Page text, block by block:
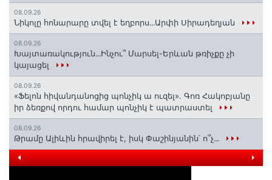
08.09.26
Նիկոլը հոնարարը տվել է եղբորս․․․Արփի Սիրադեղյան
08.09.26
Խայտառակություն․․․Ինչու՞ Մարսել-Երևան թռիչքը չի
կայացել
08.09.26
«Ֆելոն հիվանդանոցից պոնչիկ ա ուզել». Գոռ Հակոբյանը
իր ձեռքով որդու համար պոնչիկ է պատրաստել
08.09.26
Թրամը Ալիևին հրավիրել է, իսկ Փաշինյանին՝ ո՞չ․․․